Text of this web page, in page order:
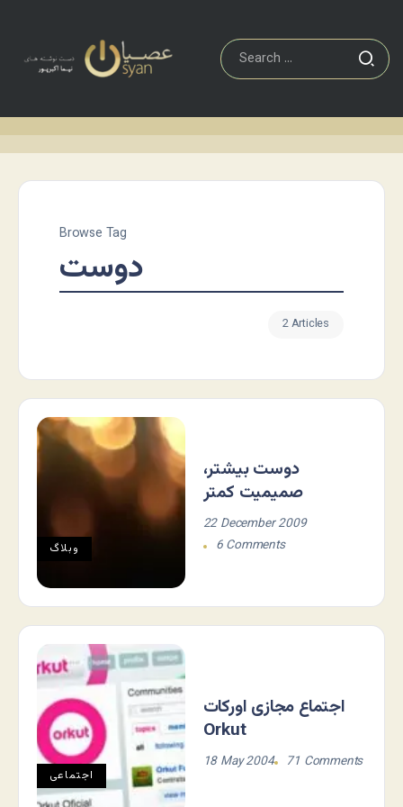
Browse Tag
دوست
2 Articles
وبلاگ
دوست بیشتر،
صمیمیت کمتر
22 December 2009
6 Comments
اجتماعی
اجتماع مجازی اورکات
Orkut
18 May 2004 71 Comments